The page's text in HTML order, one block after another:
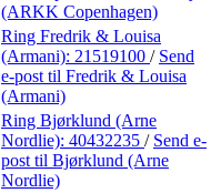
(ARKK Copenhagen)
Ring Fredrik & Louisa
(Armani): 21519100 / Send
e-post til Fredrik & Louisa
(Armani)
Ring Bjørklund (Arne
Nordlie): 40432235 / Send e-
post til Bjørklund (Arne
Nordlie)